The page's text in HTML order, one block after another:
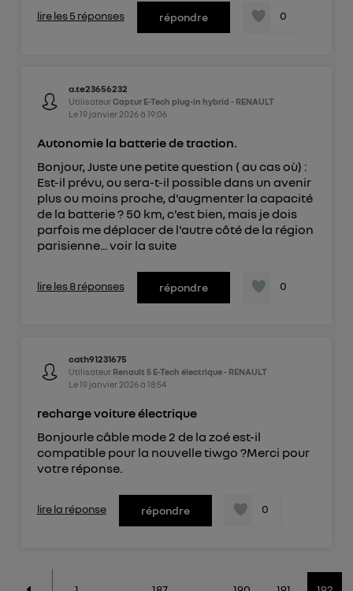
lire les 5 réponses répondre 0
a.te23656232
UtilisateurCaptur E-Tech plug-in hybrid - RENAULT
Le19 janvier 2026à 19:06
Autonomie la batterie de traction.
Bonjour, Juste une petite question ( au cas où) :
Est-il prévu, ou sera-t-il possible dans un avenir
plus ou moins proche, d'augmenter la capacité
de la batterie ? 50 km, c'est bien, mais je dois
parfois me déplacer de l'autre côté de la région
parisienne... voir la suite
lire les 8 réponses répondre 0
cath91231675
Utilisateur Renault 5 E-Tech électrique - RENAULT
Le19 janvier 2026à 18:54
recharge voiture électrique
Bonjourle câble mode 2 de la zoé est-il
compatible pour la nouvelle tiwgo ?Merci pour
votre réponse.
lire la réponse répondre 0